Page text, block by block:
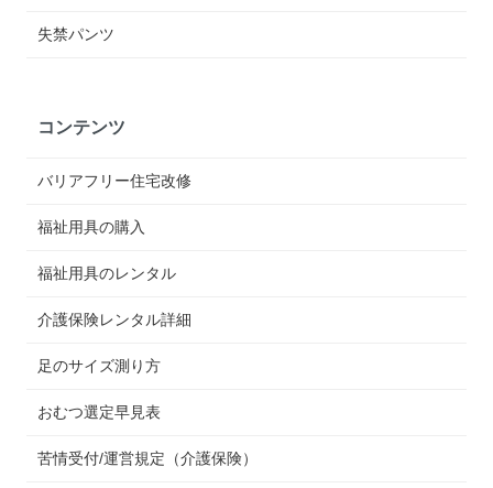
失禁パンツ
コンテンツ
バリアフリー住宅改修
福祉用具の購入
福祉用具のレンタル
介護保険レンタル詳細
足のサイズ測り方
おむつ選定早見表
苦情受付/運営規定（介護保険）